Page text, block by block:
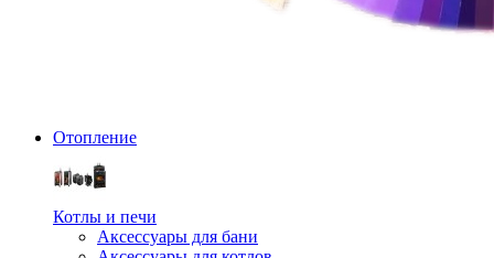
Отопление
Котлы и печи
Аксессуары для бани